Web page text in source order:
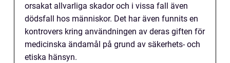
orsakat allvarliga skador och i vissa fall även
dödsfall hos människor. Det har även funnits en
kontrovers kring användningen av deras giften för
medicinska ändamål på grund av säkerhets- och
etiska hänsyn.